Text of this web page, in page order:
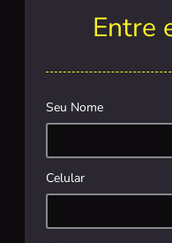
Entre
Seu Nome
Celular